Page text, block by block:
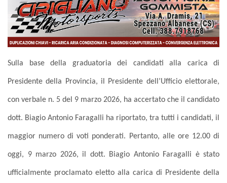
Sulla base della graduatoria dei candidati alla carica di
Presidente della Provincia, il Presidente dell’Ufficio elettorale,
con verbale n. 5 del 9 marzo 2026, ha accertato che il candidato
dott. Biagio Antonio Faragalli ha riportato, tra tutti i candidati, il
maggior numero di voti ponderati. Pertanto, alle ore 12.00 di
oggi, 9 marzo 2026, il dott. Biagio Antonio Faragalli è stato
ufficialmente proclamato eletto alla carica di Presidente della